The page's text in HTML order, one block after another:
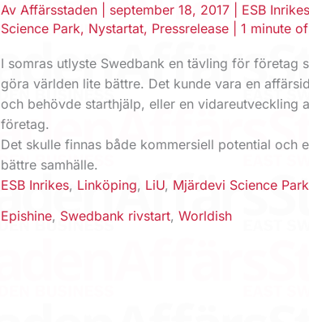
Av Affärsstaden september 18, 2017 ESB Inrikes
Science Park, Nystartat, Pressrelease |1 minute
I somras utlyste Swedbank en tävling för företag
göra världen lite bättre. Det kunde vara en
och behövde starthjälp, eller en vidareutveckling
företag.
Det skulle finnas både kommersiell potential och
bättre samhälle.
ESB Inrikes, Linköping, LiU, Mjärdevi Science Park
Epishine, Swedbank rivstart,Worldish